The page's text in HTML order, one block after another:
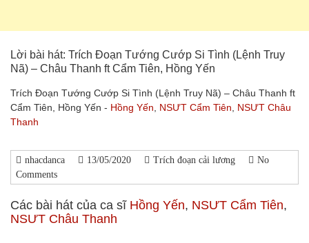
Lời bài hát: Trích Đoạn Tướng Cướp Si Tình (Lệnh Truy
Nã) – Châu Thanh ft Cẩm Tiên, Hồng Yến
Trích Đoạn Tướng Cướp Si Tình (Lệnh Truy Nã) – Châu Thanh ft
Cẩm Tiên, Hồng Yến - Hồng Yến NSƯT Cẩm Tiên
NSƯT Châu
Thanh
nhacdanca 13/05/2020 Trích đoạn cải lương
No
Comments
Các bài hát của ca sĩ Hồng Yến, NSƯT Cẩm Tiên,
NSƯT Châu Thanh